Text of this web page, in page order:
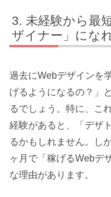
未経験から最
ザイナー」にな
過去にWebデザインを
げるようになるの？」
るでしょう。特に、こ
経験があると、「デザ
るかもしれません。し
ヶ月で「稼げるWebデ
な理由があります。